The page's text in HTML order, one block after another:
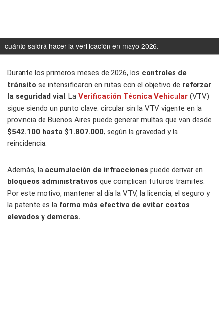
cuánto saldrá hacer la verificación en mayo 2026.
Durante los primeros meses de 2026, los controles de
tránsito se intensificaron en rutas con el objetivo de reforzar
la seguridad vial. La Verificación Técnica Vehicular (VTV)
sigue siendo un punto clave: circular sin la VTV vigente en la
provincia de Buenos Aires puede generar multas que van desde
$542.100 hasta $1.807.000, según la gravedad y la
reincidencia.
Además, la acumulación de infracciones puede derivar en
bloqueos administrativos que complican futuros trámites.
Por este motivo, mantener al día la VTV, la licencia, el seguro y
la patente es la forma más efectiva de evitar costos
elevados y demoras.